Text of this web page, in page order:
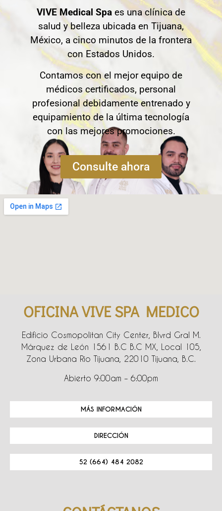
VIVE Medical Spa es una clínica de
salud y belleza ubicada en Tijuana,
México, a cinco minutos de la frontera
con Estados Unidos.
Contamos con el mejor equipo de
médicos certificados, personal
profesional debidamente entrenado y
equipamiento de la última tecnología
con las mejores promociones.
Consulte ahora
OFICINA VIVE SPA MEDICO
Edificio Cosmopolitan City Center, Blvrd Gral M.
Márquez de León 1561 B.C B.C MX, Local 105,
Zona Urbana Rio Tijuana, 22010 Tijuana, B.C.
Abierto 9:00am – 6:00pm
MÁS INFORMACIÓN
DIRECCIÓN
52 (664) 484 2082